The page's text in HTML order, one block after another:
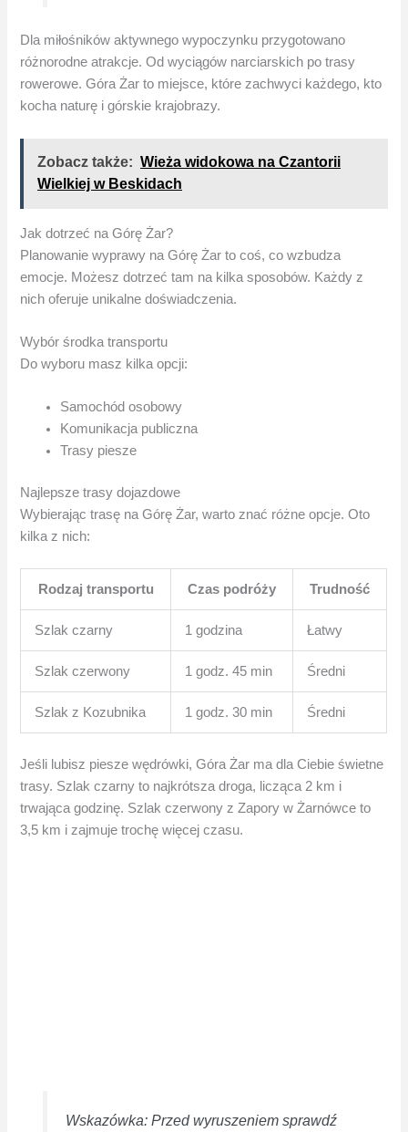
Dla miłośników aktywnego wypoczynku przygotowano
różnorodne atrakcje. Od wyciągów narciarskich po trasy
rowerowe. Góra Żar to miejsce, które zachwyci każdego, kto
kocha naturę i górskie krajobrazy.
Zobacz także: Wieża widokowa na Czantorii
Wielkiej w Beskidach
Jak dotrzeć na Górę Żar?
Planowanie wyprawy na Górę Żar to coś, co wzbudza
emocje. Możesz dotrzeć tam na kilka sposobów. Każdy z
nich oferuje unikalne doświadczenia.
Wybór środka transportu
Do wyboru masz kilka opcji:
Samochód osobowy
Komunikacja publiczna
Trasy piesze
Najlepsze trasy dojazdowe
Wybierając trasę na Górę Żar, warto znać różne opcje. Oto
kilka z nich:
Rodzaj transportu Czas podróży Trudność
Szlak czarny 1 godzina Łatwy
Szlak czerwony 1 godz. 45 min Średni
Szlak z Kozubnika 1 godz. 30 min Średni
Jeśli lubisz piesze wędrówki, Góra Żar ma dla Ciebie świetne
trasy. Szlak czarny to najkrótsza droga, licząca 2 km i
trwająca godzinę. Szlak czerwony z Zapory w Żarnówce to
3,5 km i zajmuje trochę więcej czasu.
Wskazówka: Przed wyruszeniem sprawdź